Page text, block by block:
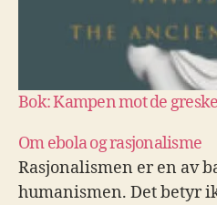
Bok: Kampen mot de
Om ebola og rasjonalisme
Rasjonalismen er en av
humanismen. Det betyr